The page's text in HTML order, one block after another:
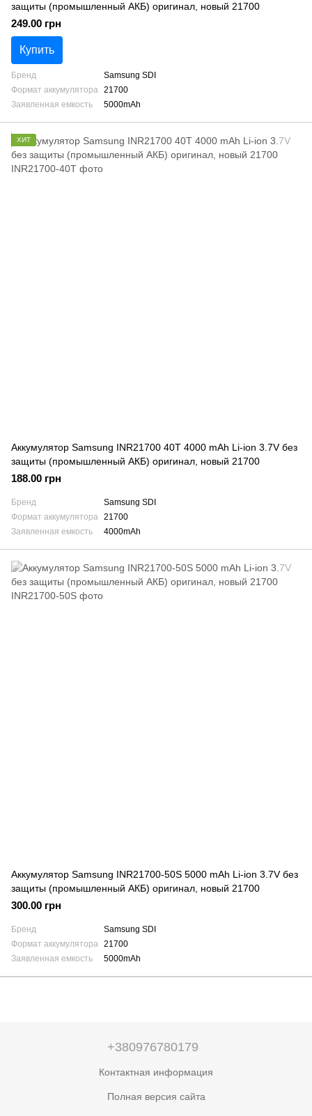
защиты (промышленный АКБ) оригинал, новый 21700
249.00 грн
Купить
Бренд
Samsung SDI
Формат аккумулятора 21700
Заявленная емкость
5000mAh
ХИТ
Аккумулятор Samsung INR21700 40T 4000 mAh Li-ion 3.7V без
защиты (промышленный АКБ) оригинал, новый 21700
188.00 грн
Бренд
Samsung SDI
Формат аккумулятора 21700
Заявленная емкость
4000mAh
Аккумулятор Samsung INR21700-50S 5000 mAh Li-ion 3.7V без
защиты (промышленный АКБ) оригинал, новый 21700
300.00 грн
Бренд
Samsung SDI
Формат аккумулятора 21700
Заявленная емкость
5000mAh
+380976780179
Контактная информация
Полная версия сайта